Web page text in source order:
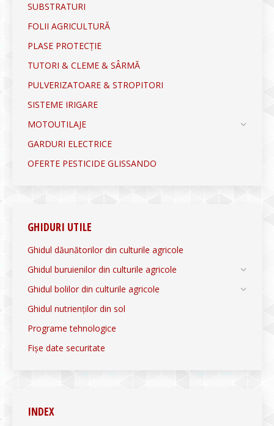
SUBSTRATURI
FOLII AGRICULTURĂ
PLASE PROTECȚIE
TUTORI & CLEME & SÂRMĂ
PULVERIZATOARE & STROPITORI
SISTEME IRIGARE
MOTOUTILAJE
GARDURI ELECTRICE
OFERTE PESTICIDE GLISSANDO
GHIDURI UTILE
Ghidul dăunătorilor din culturile agricole
Ghidul buruienilor din culturile agricole
Ghidul bolilor din culturile agricole
Ghidul nutrienților din sol
Programe tehnologice
Fișe date securitate
INDEX